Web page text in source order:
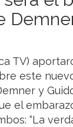
TV)
este
y
el
“La